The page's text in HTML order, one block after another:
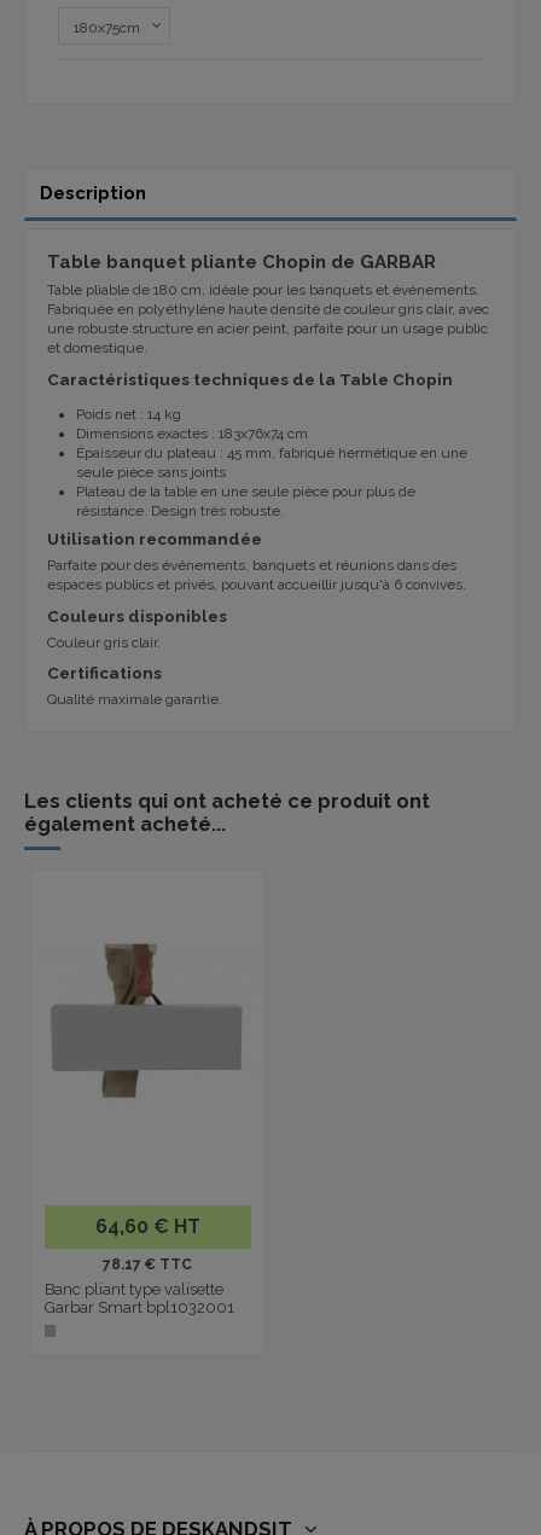
Description
Table banquet pliante Chopin de GARBAR
Table pliable de 180 cm, idéale pour les banquets et événements.
Fabriquée en polyéthylène haute densité de couleur gris clair, avec
une robuste structure en acier peint, parfaite pour un usage public
et domestique.
Caractéristiques techniques de la Table Chopin
Poids net : 14 kg
Dimensions exactes : 183x76x74 cm
Épaisseur du plateau : 45 mm, fabriqué hermétique en une
seule pièce sans joints
Plateau de la table en une seule pièce pour plus de
résistance. Design très robuste.
Utilisation recommandée
Parfaite pour des événements, banquets et réunions dans des
espaces publics et privés, pouvant accueillir jusqu'à 6 convives.
Couleurs disponibles
Couleur gris clair.
Certifications
Qualité maximale garantie.
Les clients qui ont acheté ce produit ont
également acheté...
64,60 € HT
78.17 € TTC
Banc pliant type valisette
Garbar Smart bpl1032001
À PROPOS DE DESKANDSIT